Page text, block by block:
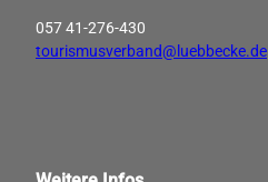
057 41-276-430
tourismusverband@luebbecke.de